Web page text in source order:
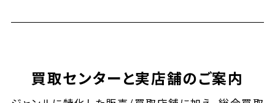
買取センターと実店舗のご案内